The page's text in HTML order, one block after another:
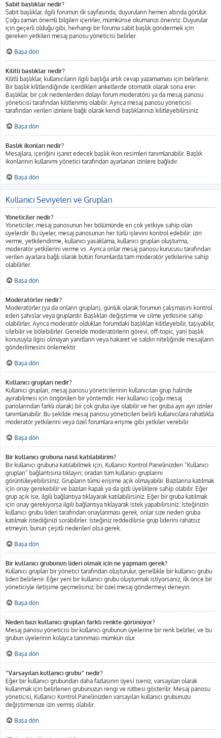
Sabit başlıklar nedir?
Sabit başlıklar, ilgili forumun ilk sayfasında, duyuruların hemen altında görülür.
Çoğu zaman önemli bilgileri içerirler, mümkünse okumanızı öneririz. Duyurular
için geçerli olduğu gibi, herhangi bir foruma sabit başlık göndermek için
gereken yetkileri mesaj panosu yöneticisi belirler.
Başa dön
Kilitli başlıklar nedir?
Kilitli başlıklar, kullanıcıların ilgili başlığa artık cevap yazamaması için belirlenir.
Bir başlık kilitlendiğinde içerdikleri anketlerde otomatik olarak sona erer.
Başlıklar, bir çok nedenlerden dolayı forum moderatörü ya da mesaj panosu
yöneticisi tarafından kilitlenmiş olabilir. Ayrıca mesaj panosu yöneticisi
tarafından verilen izinlere bağlı olarak kendi başlıklarınızı kilitleyebilirsiniz.
Başa dön
Başlık ikonları nedir?
Mesajlara, içeriğini işaret edecek başlık ikon resimleri tanımlanabilir. Başlık
ikonlarının kullanımı yönetici tarafından ayarlanan izinlere bağlıdır.
Başa dön
Kullanıcı Seviyeleri ve Grupları
Yöneticiler nedir?
Yöneticiler, mesaj panosunun her bölümünde en çok yetkiye sahip olan
üyelerdir. Bu üyeler, mesaj panosunun her türlü işlevini kontrol edebilir: izin
verme, yetkilendirme, kullanıcı yasaklama, kullanıcı grupları oluşturma,
moderatör yetkilerini verme vs. Ayrıca onlar mesaj panosu kurucusu tarafından
verilen ayarlara bağlı olarak bütün forumlarda tam moderatör yetkilerine sahip
olabilirler.
Başa dön
Moderatörler nedir?
Moderatörler (ya da onların grupları), günlük olarak forumun çalışmasını kontrol
eden şahıslar veya gruplardır. Başlıkları değiştirme ve silme yetkisine sahip
olabilirler. Ayrıca moderatör oldukları forumdaki başlıkları kilitleyebilir, taşıyabilir,
silebilir ve bölebilirler. Genelde moderatörlerin görevi, off-topic, yani başlık
konusuyla ilgisi olmayan yanıtların veya hakaret ve saldırı niteliğinde mesajların
gönderilmesini önlemektir.
Başa dön
Kullanıcı grupları nedir?
Kullanıcı grupları, mesaj panosu yöneticilerinin kullanıcıları grup halinde
ayırabilmesi için öngörülen bir yöntemdir. Her kullanıcı (çoğu mesaj
panolarından farklı olarak) bir çok gruba üye olabilir ve her gruba ayrı ayrı izinler
tanımlanabilir. Bu şekilde mesaj panosu yöneticileri belirli kullanıcılara rahatlıkla
moderatör yetkilerini veya özel forumlara erişme gibi yetkiler verebilir.
Başa dön
Bir kullanıcı grubuna nasıl katılabilirim?
Bir kullanıcı grubuna katılabilmek için, Kullanıcı Kontrol Panelinizden “Kullanıcı
grupları” bağlantısına tıklayın; oradan tüm kullanıcı gruplarını
görüntüleyebilirsiniz. Grupların tümü erişime açık olmayabilir. Bazılarına katılmak
için onay gerekebilir ve bazıları kapalı ya da gizli üyeliklere sahip olabilir. Eğer
grup açık ise, ilgili bağlantıya tıklayarak katılabilirsiniz. Eğer bir gruba katılmak
için onay gerekiyorsa ilgili bağlantıya tıklayarak istek yapabilirsiniz. İsteğinizin
kullanıcı grubu lideri tarafından onaylanması gerek, onlar size neden gruba
katılmak istediğinizi sorabilirler. İsteğiniz reddedilirse grup liderini rahatsız
etmeyin; bunun çeşitli nedenleri olsa gerek.
Başa dön
Bir kullanıcı grubunun lideri olmak için ne yapmam gerek?
Kullanıcı grupları bir yönetici tarafından oluşturulur, genellikle bir kullanıcı grubu
lideri belirlenir. Eğer yeni bir kullanıcı grubu oluşturmak istiyorsanız, ilk önce bir
yöneticiyle iletişime geçmelisiniz; bir özel mesaj göndermeyi deneyin.
Başa dön
Neden bazı kullanıcı grupları farklı renkte görünüyor?
Mesaj panosu yöneticisi bir kullanıcı grubunun üyelerine bir renk belirler, ve bu
grubun üyelerinin kolayca tanınması mümkün olur.
Başa dön
“Varsayılan kullanıcı grubu” nedir?
Eğer bir kullanıcı grubundan daha fazlasının üyesi iseniz, varsayılan olarak
kullanmak için belirlenen grubunuzun rengi ve rütbesi gösterilir. Mesaj panosu
yöneticisi, Kullanıcı Kontrol Panelinizden varsayılan kullanıcı grubunuzu
değiştirmenize izin vermiş olabilir.
Başa dön